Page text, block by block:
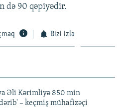
də 90 qəpiyədir.
Bizi izlə
Əli Kərimliyə 850 min
– keçmiş mühafizəçi